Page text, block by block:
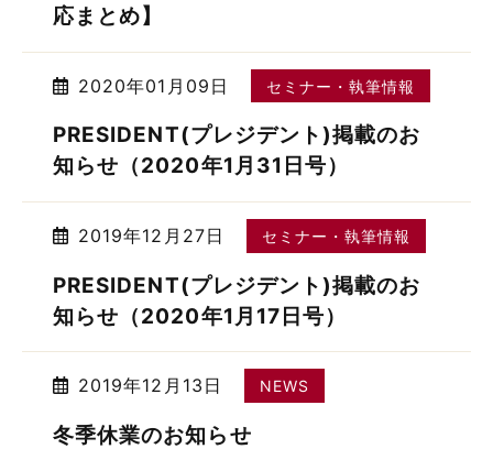
応まとめ】
2020年01月09日 セミナー・執筆情報
PRESIDENT(プレジデント)掲載のお
知らせ（2020年1月31日号）
2019年12月27日 セミナー・執筆情報
PRESIDENT(プレジデント)掲載のお
知らせ（2020年1月17日号）
2019年12月13日 NEWS
冬季休業のお知らせ